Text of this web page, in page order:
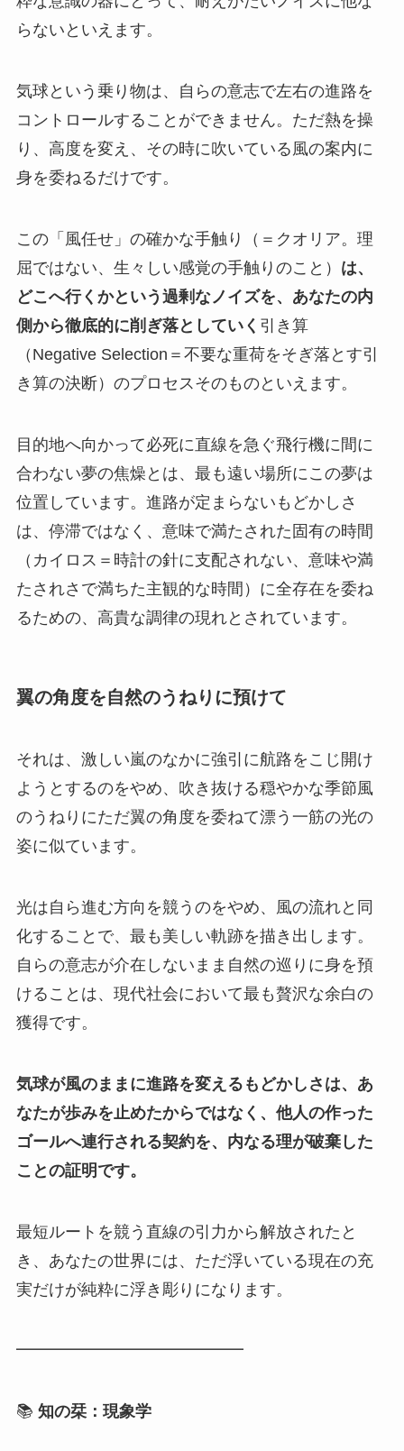
らないといえます。
気球という乗り物は、自らの意志で左右の進路を
コントロールすることができません。ただ熱を操
り、高度を変え、その時に吹いている風の案内に
身を委ねるだけです。
この「風任せ」の確かな手触り（＝クオリア。理
屈ではない、生々しい感覚の手触りのこと） は、
どこへ行くかという過剰なノイズを、あなたの内
側から徹底的に削ぎ落としていく 引き算
（Negative Selection＝不要な重荷をそぎ落とす引
き算の決断）のプロセスそのものといえます。
目的地へ向かって必死に直線を急ぐ飛行機に間に
合わない夢の焦燥とは、最も遠い場所にこの夢は
位置しています。進路が定まらないもどかしさ
は、停滞ではなく、意味で満たされた固有の時間
（カイロス＝時計の針に支配されない、意味や満
たされさで満ちた主観的な時間）に全存在を委ね
るための、高貴な調律の現れとされています。
翼の角度を自然のうねりに預けて
それは、激しい嵐のなかに強引に航路をこじ開け
ようとするのをやめ、吹き抜ける穏やかな季節風
のうねりにただ翼の角度を委ねて漂う一筋の光の
姿に似ています。
光は自ら進む方向を競うのをやめ、風の流れと同
化することで、最も美しい軌跡を描き出します。
自らの意志が介在しないまま自然の巡りに身を預
けることは、現代社会において最も贅沢な余白の
獲得です。
気球が風のままに進路を変えるもどかしさは、あ
なたが歩みを止めたからではなく、他人の作った
ゴールへ連行される契約を、内なる理が破棄した
ことの証明です。
最短ルートを競う直線の引力から解放されたと
き、あなたの世界には、ただ浮いている現在の充
実だけが純粋に浮き彫りになります。
━━━━━━━━━━━━━━
📚 知の栞：現象学